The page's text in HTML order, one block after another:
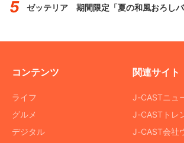
ゼッテリア 期間限定「夏の和風おろしバ
コンテンツ
ライフ
グルメ
デジタル
関連サイト
J-CASTニュ
J-CASTトレ
J-CAST会社